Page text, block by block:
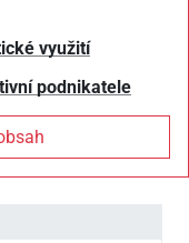
využití
podnikatele